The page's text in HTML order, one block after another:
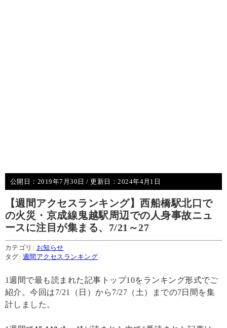
公開日： 2019年7月30日 / 更新日：2024年4月1日
【週間アクセスランキング】西船橋駅北口で
の火災・京成線鬼越駅周辺での人身事故ニュ
ースに注目が集まる、7/21～27
カテゴリ: お知らせ
タグ: 週間アクセスランキング
1週間で最も読まれた記事トップ10をランキング形式でご
紹介。今回は7/21（日）から7/27（土）までの7日間を集
計しました。